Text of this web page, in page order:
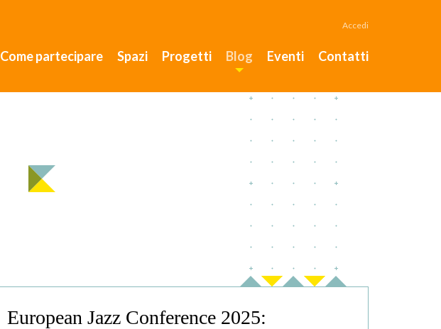
Accedi
Come partecipare Spazi Progetti Blog Eventi Contatti
European Jazz Conference 2025: